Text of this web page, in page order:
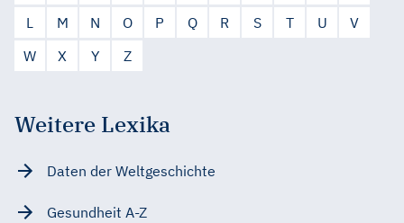
L
M N O P Q R S T U
V
W
X Y Z
Weitere Lexika
Daten der Weltgeschichte
Gesundheit A-Z